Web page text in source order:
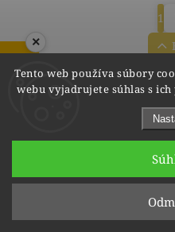
Tento web používa súbory
webu vyjadrujete súhlas s
1
Facebook
info
ZOBRAZIŤ RECENZIE
×